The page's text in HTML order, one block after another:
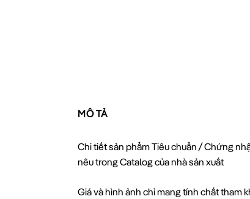
MÔ TẢ
Chi tiết sản phẩm Tiêu chuẩn / Chứng
nêu trong Catalog của nhà sản xuất
Giá và hình ảnh chỉ mang tính chất tham